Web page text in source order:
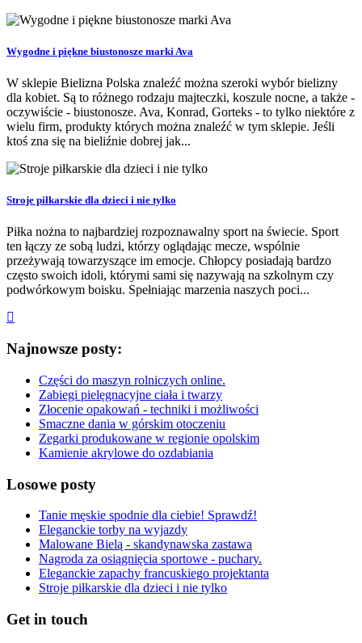
Wygodne i piękne biustonosze marki Ava
W sklepie Bielizna Polska znaleźć można szeroki wybór bielizny
dla kobiet. Są to różnego rodzaju majteczki, koszule nocne, a także -
oczywiście - biustonosze. Ava, Konrad, Gorteks - to tylko niektóre z
wielu firm, produkty których można znaleźć w tym sklepie. Jeśli
ktoś zna się na bieliźnie dobrej jak...
Stroje piłkarskie dla dzieci i nie tylko
Piłka nożna to najbardziej rozpoznawalny sport na świecie. Sport
ten łączy ze sobą ludzi, którzy oglądając mecze, wspólnie
przeżywają towarzyszące im emocje. Chłopcy posiadają bardzo
często swoich idoli, którymi sami się nazywają na szkolnym czy
podwórkowym boisku. Spełniając marzenia naszych poci...
Najnowsze posty:
Części do maszyn rolniczych online.
Zabiegi pielęgnacyjne ciała i twarzy
Złocenie opakowań - techniki i możliwości
Smaczne dania w górskim otoczeniu
Zegarki produkowane w regionie opolskim
Kamienie akrylowe do ozdabiania
Losowe posty
Tanie męskie spodnie dla ciebie! Sprawdź!
Eleganckie torby na wyjazdy
Malowane Bielą - skandynawska zastawa
Nagroda za osiągnięcia sportowe - puchary.
Eleganckie zapachy francuskiego projektanta
Stroje piłkarskie dla dzieci i nie tylko
Get in touch